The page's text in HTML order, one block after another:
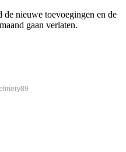
nieuwe toevoegingen en de
gaan verlaten.